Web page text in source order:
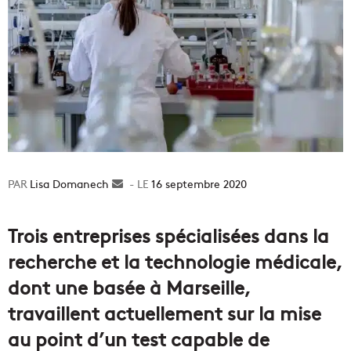
Lisa Domanech
Envoyer16 septembre 2020
Trois entreprises spécialisées dans la
recherche et la technologie médicale,
dont une basée à Marseille,
travaillent actuellement sur la mise
au point d’un test capable de